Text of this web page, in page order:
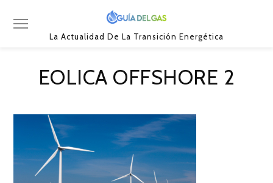
La Actualidad De La Transición Energética
EOLICA OFFSHORE 2